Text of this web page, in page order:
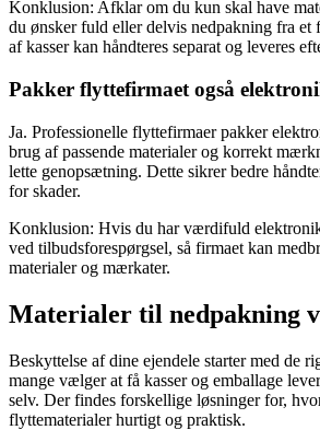
Konklusion: Afklar om du kun skal have
du ønsker fuld eller delvis nedpakning fra
af kasser kan håndteres separat og leveres
Pakker flyttefirmaet også
Ja. Professionelle flyttefirmaer pakker
brug af passende materialer og korrekt
lette genopsætning. Dette sikrer bedre
for skader.
Konklusion: Hvis du har værdifuld
ved tilbudsforespørgsel, så firmaet kan
materialer og mærkater.
Materialer til nedpakning
Beskyttelse af dine ejendele starter med de
mange vælger at få kasser og emballage
selv. Der findes forskellige løsninger for,
flyttematerialer hurtigt og praktisk.